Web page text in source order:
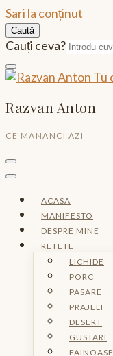
Sari la conținut
Caută
Caută:
Cauți ceva?
Razvan Anton
CE MANANCI AZI
ACASA
MANIFESTO
DESPRE MINE
RETETE
LICHIDE
PORC
PASARE
PRAJELI
DESERT
GUSTARI
FAINOASE